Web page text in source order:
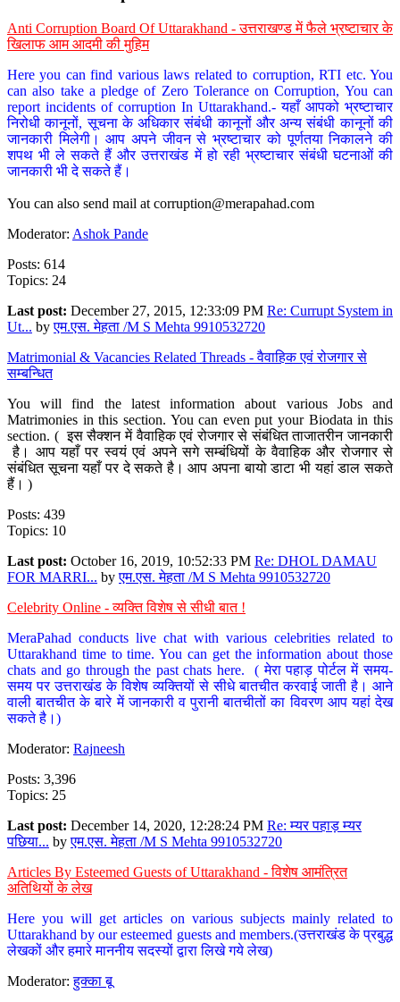
Anti Corruption Board Of Uttarakhand - उत्तराखण्ड में फैले भ्रष्टाचार के
खिलाफ आम आदमी की मुहिम
Here you can find various laws related to corruption, RTI etc. You
can also take a pledge of Zero Tolerance on Corruption, You can
report incidents of corruption In Uttarakhand.- यहाँ आपको भ्रष्टाचार
निरोधी कानूनों, सूचना के अधिकार संबंधी कानूनों और अन्य संबंधी कानूनों की
जानकारी मिलेगी। आप अपने जीवन से भ्रष्टाचार को पूर्णतया निकालने की
शपथ भी ले सकते हैं और उत्तराखंड में हो रही भ्रष्टाचार संबंधी घटनाओं की
जानकारी भी दे सकते हैं।
You can also send mail at corruption@merapahad.com
Moderator: Ashok Pande
Posts: 614
Topics: 24
Last post: December 27, 2015, 12:33:09 PM Re: Currupt System in
Ut... byएम.एस. मेहता /M S Mehta 9910532720
Matrimonial & Vacancies Related Threads - वैवाहिक एवं रोजगार से
सम्बन्धित
You will find the latest information about various Jobs and
Matrimonies in this section. You can even put your Biodata in this
section. ( इस सैक्शन में वैवाहिक एवं रोजगार से संबंधित ताजातरीन जानकारी
है। आप यहाँ पर स्वयं एवं अपने सगे सम्बंधियों के वैवाहिक और रोजगार से
संबंधित सूचना यहाँ पर दे सकते है। आप अपना बायो डाटा भी यहां डाल सकते
हैं। )
Posts: 439
Topics: 10
Last post: October 16, 2019, 10:52:33 PM Re: DHOL DAMAU
FOR MARRI... byएम.एस. मेहता /M S Mehta 9910532720
Celebrity Online - व्यक्ति विशेष से सीधी बात !
MeraPahad conducts live chat with various celebrities related to
Uttarakhand time to time. You can get the information about those
chats and go through the past chats here. ( मेरा पहाड़ पोर्टल में समय-
समय पर उत्तराखंड के विशेष व्यक्तियों से सीधे बातचीत करवाई जाती है। आने
वाली बातचीत के बारे में जानकारी व पुरानी बातचीतों का विवरण आप यहां देख
सकते है।)
Moderator: Rajneesh
Posts: 3,396
Topics: 25
Last post: December 14, 2020, 12:28:24 PM Re: म्यर पहाड़ म्यर
पछिया... byएम.एस. मेहता /M S Mehta 9910532720
Articles By Esteemed Guests of Uttarakhand - विशेष आमंत्रित
अतिथियों के लेख
Here you will get articles on various subjects mainly related to
Uttarakhand by our esteemed guests and members.(उत्तराखंड के प्रबुद्ध
लेखकों और हमारे माननीय सदस्यों द्वारा लिखे गये लेख)
Moderator:हुक्का बू